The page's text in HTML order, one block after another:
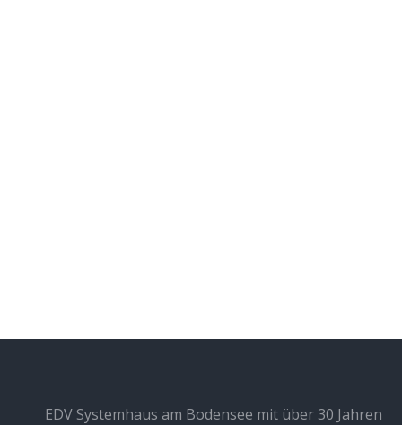
EDV Systemhaus am Bodensee mit über 30 Jahren